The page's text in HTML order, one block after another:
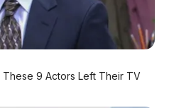
"cumi darat" yang kini mulai
subsidi diblokir.
9 Actors Left Their TV